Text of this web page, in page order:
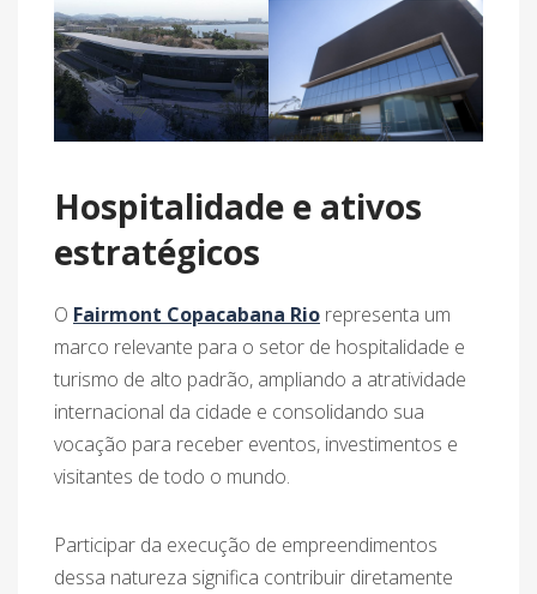
Hospitalidade e ativos
estratégicos
O Fairmont Copacabana Rio representa um
marco relevante para o setor de hospitalidade e
turismo de alto padrão, ampliando a atratividade
internacional da cidade e consolidando sua
vocação para receber eventos, investimentos e
visitantes de todo o mundo.
Participar da execução de empreendimentos
dessa natureza significa contribuir diretamente